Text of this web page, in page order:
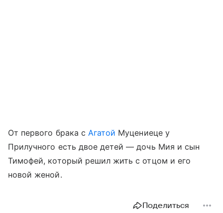
От первого брака с Агатой Муцениецеу
Прилучного есть двое детей — дочь Мия и сын
Тимофей, который решил жить с отцом и его
новой женой.
Поделиться